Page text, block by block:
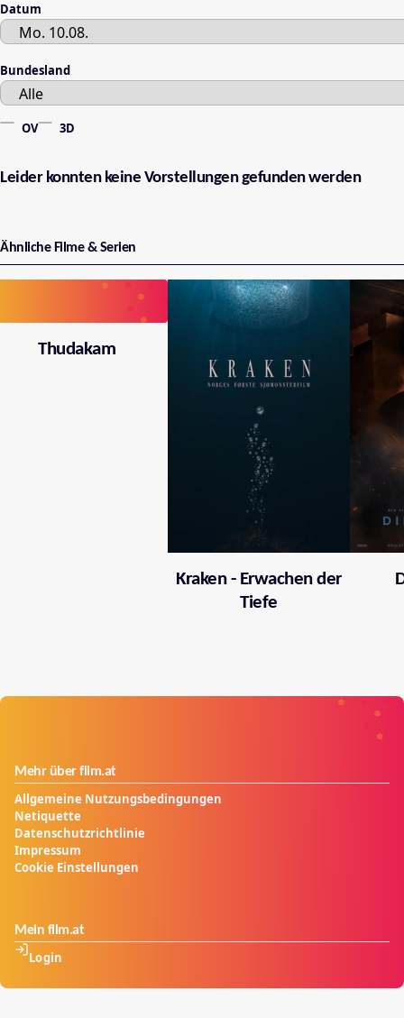
Datum
Bundesland
OV 3D
Leider konnten keine Vorstellungen gefunden werden
Ähnliche Filme & Serien
Thudakam
Kraken - Erwachen der
Tiefe
Mehr über film.at
Allgemeine Nutzungsbedingungen
Netiquette
Datenschutzrichtlinie
Impressum
Cookie Einstellungen
Mein film.at
Login